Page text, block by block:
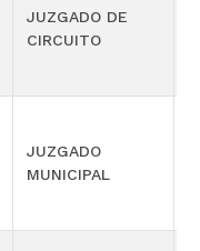
JUZGADO DE
CIRCUITO
JUZGADO
MUNICIPAL